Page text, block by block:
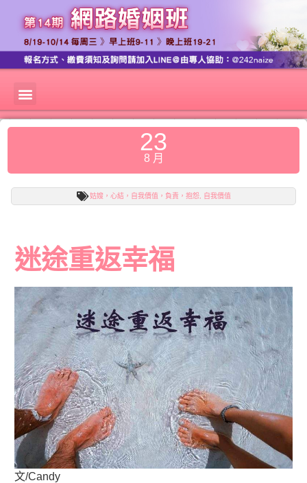
23
8 月
姑嫂，心結，自我價值，負責，抱怨, 自我價值
迷途重返幸福
文/Candy